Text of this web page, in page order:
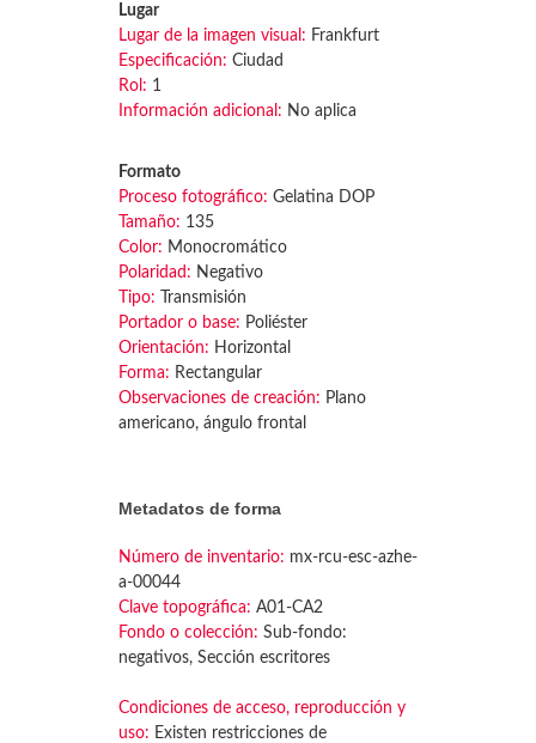
Lugar
Lugar de la imagen visual: Frankfurt
Especificación: Ciudad
Rol: 1
Información adicional: No aplica
Formato
Proceso fotográfico: Gelatina DOP
Tamaño: 135
Color: Monocromático
Polaridad: Negativo
Tipo: Transmisión
Portador o base: Poliéster
Orientación: Horizontal
Forma: Rectangular
Observaciones de creación: Plano
americano, ángulo frontal
Metadatos de forma
Número de inventario: mx-rcu-esc-azhe-
a-00044
Clave topográfica: A01-CA2
Fondo o colección: Sub-fondo:
negativos, Sección escritores
Condiciones de acceso, reproducción y
uso: Existen restricciones de